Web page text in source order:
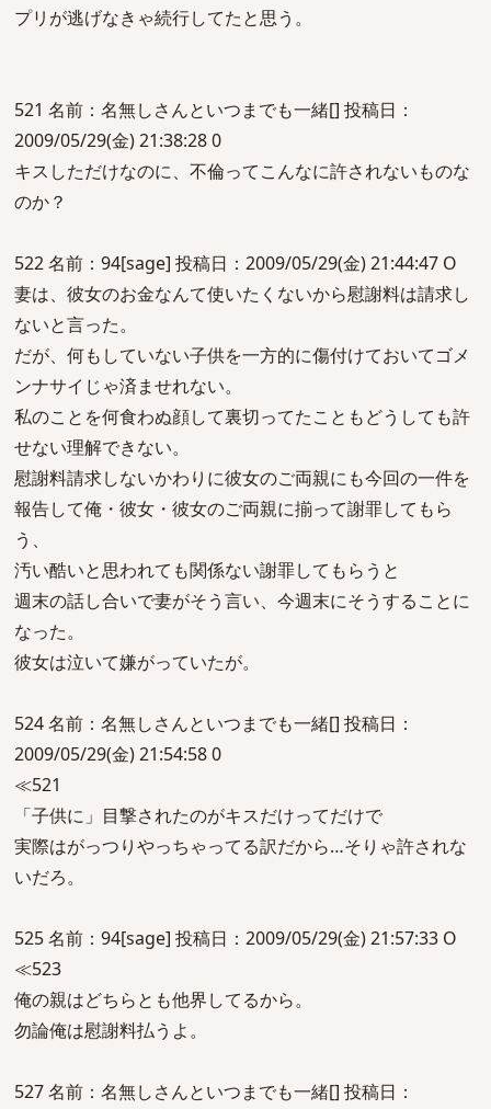
プリが逃げなきゃ続行してたと思う。
521 名前：名無しさんといつまでも一緒[] 投稿日：
2009/05/29(金) 21:38:28 0
キスしただけなのに、不倫ってこんなに許されないものな
のか？
522 名前：94[sage] 投稿日：2009/05/29(金) 21:44:47 O
妻は、彼女のお金なんて使いたくないから慰謝料は請求し
ないと言った。
だが、何もしていない子供を一方的に傷付けておいてゴメ
ンナサイじゃ済ませれない。
私のことを何食わぬ顔して裏切ってたこともどうしても許
せない理解できない。
慰謝料請求しないかわりに彼女のご両親にも今回の一件を
報告して俺・彼女・彼女のご両親に揃って謝罪してもら
う、
汚い酷いと思われても関係ない謝罪してもらうと
週末の話し合いで妻がそう言い、今週末にそうすることに
なった。
彼女は泣いて嫌がっていたが。
524 名前：名無しさんといつまでも一緒[] 投稿日：
2009/05/29(金) 21:54:58 0
≪521
「子供に」目撃されたのがキスだけってだけで
実際はがっつりやっちゃってる訳だから…そりゃ許されな
いだろ。
525 名前：94[sage] 投稿日：2009/05/29(金) 21:57:33 O
≪523
俺の親はどちらとも他界してるから。
勿論俺は慰謝料払うよ。
527 名前：名無しさんといつまでも一緒[] 投稿日：